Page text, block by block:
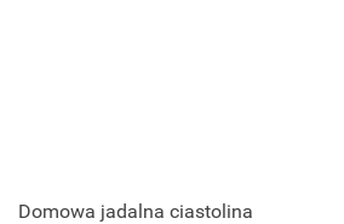
Domowa jadalna ciastolina